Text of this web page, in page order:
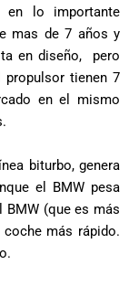
lo importante
mas de 7 años y
en diseño, pero
tienen 7
en el mismo
biturbo, genera
el BMW pesa
BMW (que es más
más rápido.